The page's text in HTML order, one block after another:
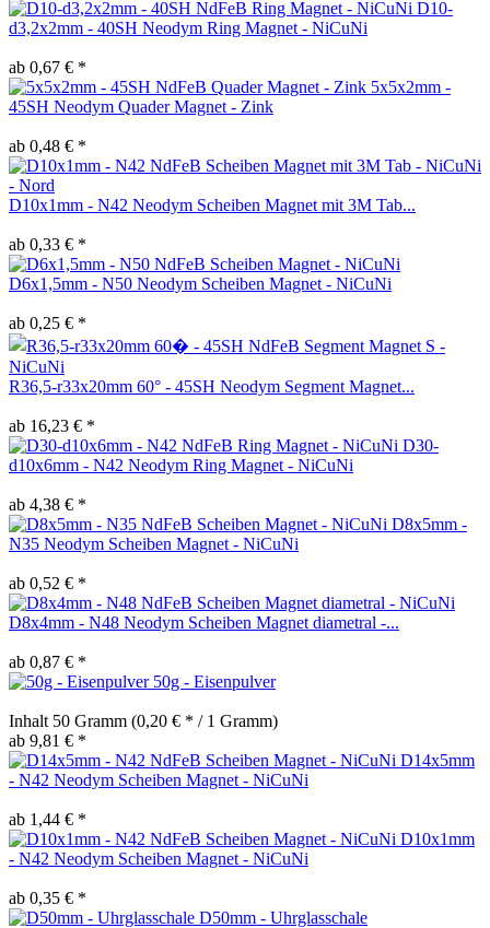
D10-
d3,2x2mm - 40SH Neodym Ring Magnet - NiCuNi
ab 0,67 € *
5x5x2mm -
45SH Neodym Quader Magnet - Zink
ab 0,48 € *
D10x1mm - N42 Neodym Scheiben Magnet mit 3M Tab...
ab 0,33 € *
D6x1,5mm - N50 Neodym Scheiben Magnet - NiCuNi
ab 0,25 € *
R36,5-r33x20mm 60° - 45SH Neodym Segment Magnet...
ab 16,23 € *
D30-
d10x6mm - N42 Neodym Ring Magnet - NiCuNi
ab 4,38 € *
D8x5mm -
N35 Neodym Scheiben Magnet - NiCuNi
ab 0,52 € *
D8x4mm - N48 Neodym Scheiben Magnet diametral -...
ab 0,87 € *
50g - Eisenpulver
Inhalt 50 Gramm (0,20 € * / 1 Gramm)
ab 9,81 € *
D14x5mm
- N42 Neodym Scheiben Magnet - NiCuNi
ab 1,44 € *
D10x1mm
- N42 Neodym Scheiben Magnet - NiCuNi
ab 0,35 € *
D50mm - Uhrglasschale